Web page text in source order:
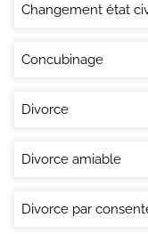
Changement état
Concubinage
Divorce
Divorce amiable
Divorce par